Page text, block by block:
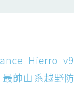
八孔加上全防
BADGER
神器！搭載固特
Hierro v9
最帥山系越野防